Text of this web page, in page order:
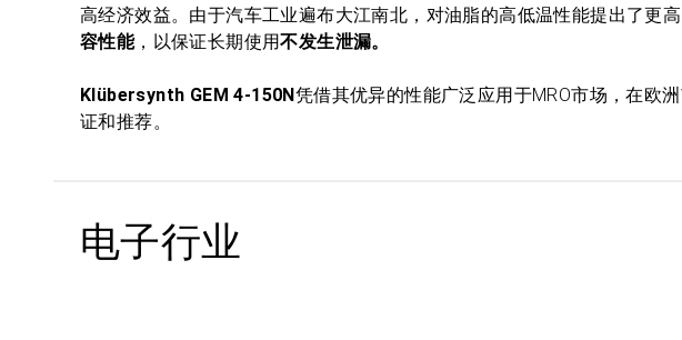
高经济效益。由于汽车工业遍布大江南北，对油脂的高低温性能提出了更
容性能，以保证长期使用不发生泄漏。
Klübersynth GEM 4-150N凭借其优异的性能广泛应用于MRO市场，在欧
证和推荐。
电子行业